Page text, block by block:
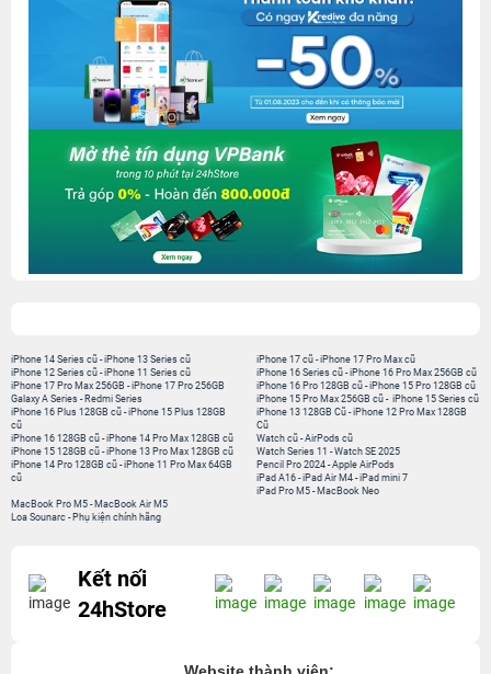
iPhone 14 Series cũ -iPhone 13 Series cũ
iPhone 12 Series cũ -iPhone 11 Series cũ
iPhone 17 Pro Max 256GB -iPhone 17 Pro 256GB
Galaxy A Series - Redmi Series
iPhone 17 cũ -iPhone 17 Pro Max cũ
iPhone 16 Series cũ - iPhone 16 Pro Max 256GB cũ
iPhone 16 Pro 128GB cũ -iPhone 15 Pro 128GB cũ
iPhone 15 Pro Max 256GB cũ - iPhone 15 Series cũ
iPhone 16 Plus 128GB cũ -iPhone 15 Plus 128GB
cũ
iPhone 16 128GB cũ -iPhone 14 Pro Max 128GB cũ
iPhone 15 128GB cũ -iPhone 13 Pro Max 128GB cũ
iPhone 14 Pro 128GB cũ -iPhone 11 Pro Max 64GB
cũ
iPhone 13 128GB Cũ -iPhone 12 Pro Max 128GB
Cũ
Watch cũ -AirPods cũ
Watch Series 11 -Watch SE 2025
Pencil Pro 2024 -Apple AirPods
iPad A16 -iPad Air M4 -iPad mini 7
iPad Pro M5 - MacBook Neo
MacBook Pro M5 - MacBook Air M5
Loa Sounarc - Phụ kiện chính hãng
Kết nối
24hStore